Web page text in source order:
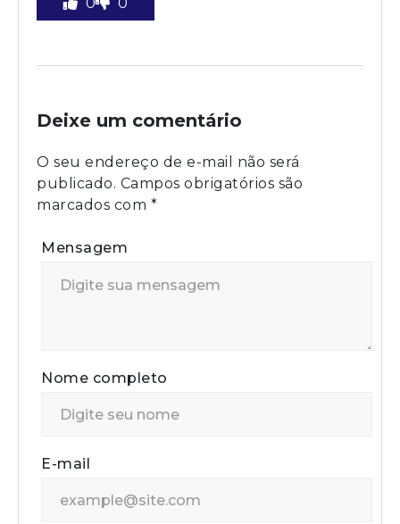
Deixe um comentário
O seu endereço de e-mail não será
publicado. Campos obrigatórios são
marcados com *
Mensagem
Nome completo
E-mail